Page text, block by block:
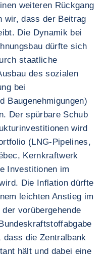
weiteren Rückgang
wir, dass der Beitrag
Die Dynamik bei
dürfte sich
staatliche
des sozialen
bei
Baugenehmigungen)
Der spürbare Schub
wird
(LNG-Pipelines,
Kernkraftwerk
Investitionen im
Die Inflation dürfte
leichten Anstieg im
vorübergehende
die Zentralbank
hält und dabei eine